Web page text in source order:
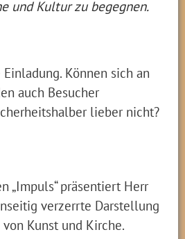
und Kultur zu begegnen.
Können sich an
auch Besucher
lieber nicht?
„Impuls“ präsentiert Herr
verzerrte Darstellung
Kunst und Kirche.